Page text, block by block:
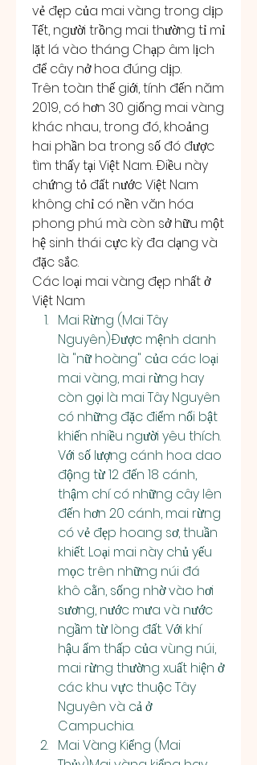
vẻ đẹp của mai vàng trong dịp
Tết, người trồng mai thường tỉ mỉ
lặt lá vào tháng Chạp âm lịch
để cây nở hoa đúng dịp.
Trên toàn thế giới, tính đến năm
2019, có hơn 30 giống mai vàng
khác nhau, trong đó, khoảng
hai phần ba trong số đó được
tìm thấy tại Việt Nam. Điều này
chứng tỏ đất nước Việt Nam
không chỉ có nền văn hóa
phong phú mà còn sở hữu một
hệ sinh thái cực kỳ đa dạng và
đặc sắc.
Các loại mai vàng đẹp nhất ở
Việt Nam
Mai Rừng (Mai Tây
Nguyên)Được mệnh danh
là "nữ hoàng" của các loại
mai vàng, mai rừng hay
còn gọi là mai Tây Nguyên
có những đặc điểm nổi bật
khiến nhiều người yêu thích.
Với số lượng cánh hoa dao
động từ 12 đến 18 cánh,
thậm chí có những cây lên
đến hơn 20 cánh, mai rừng
có vẻ đẹp hoang sơ, thuần
khiết. Loại mai này chủ yếu
mọc trên những núi đá
khô cằn, sống nhờ vào hơi
sương, nước mưa và nước
ngầm từ lòng đất. Với khí
hậu ẩm thấp của vùng núi,
mai rừng thường xuất hiện ở
các khu vực thuộc Tây
Nguyên và cả ở
Campuchia.
Mai Vàng Kiểng (Mai